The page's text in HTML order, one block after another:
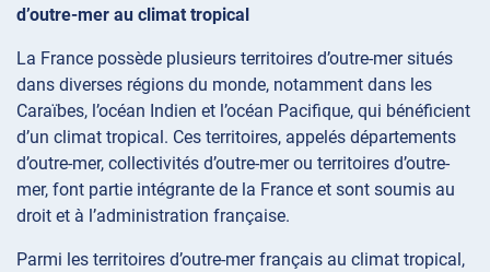
d’outre-mer au climat tropical
La France possède plusieurs territoires d’outre-mer situés
dans diverses régions du monde, notamment dans les
Caraïbes, l’océan Indien et l’océan Pacifique, qui bénéficient
d’un climat tropical. Ces territoires, appelés départements
d’outre-mer, collectivités d’outre-mer ou territoires d’outre-
mer, font partie intégrante de la France et sont soumis au
droit et à l’administration française.
Parmi les territoires d’outre-mer français au climat tropical,